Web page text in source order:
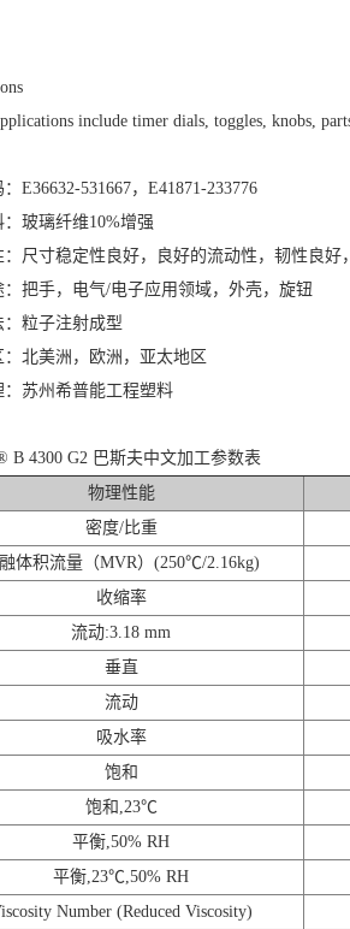
include timer dials, toggles, knobs,
E36632-531667，E41871-233776
玻璃纤维10%增强
：尺寸稳定性良好，良好的流动性，韧性良好
：把手，电气/电子应用领域，外壳，旋钮
：粒子注射成型
：北美洲，欧洲，亚太地区
：苏州希普能工程塑料
B 4300 G2 巴斯夫中文加工参数表
物理性能
密度/比重
体积流量（MVR）(250℃/2.16kg)
收缩率
流动:3.18 mm
垂直
流动
吸水率
饱和
饱和,23℃
平衡,50% RH
平衡,23℃,50% RH
Number (Reduced Viscosity)